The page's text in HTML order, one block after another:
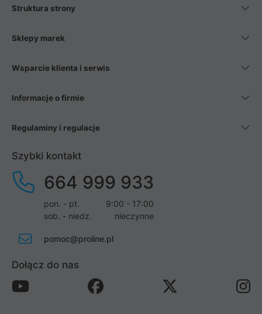
Struktura strony
Sklepy marek
Wsparcie klienta i serwis
Informacje o firmie
Regulaminy i regulacje
Szybki kontakt
664 999 933
pon. - pt.
9:00 - 17:00
sob. - niedz.
nieczynne
pomoc@proline.pl
Dołącz do nas